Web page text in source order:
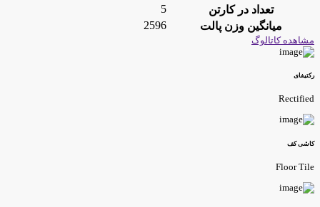
تعداد در کارتن
میانگین وزن پالت
2596
کاتالوگ
کف
Floor